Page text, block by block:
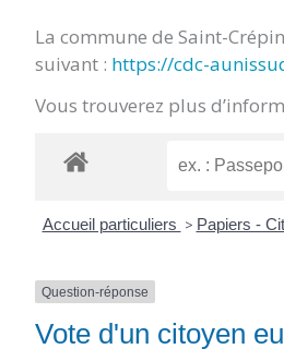
La commune de Saint-
suivant : https://cdc-
Vous trouverez plus
Accueil particuliers > Papiers -
Question-réponse
Vote d'un citoyen